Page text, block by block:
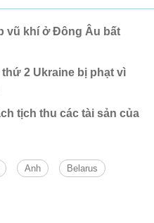
vũ khí ở Đông Âu bất
2 Ukraine bị phạt vì
tịch thu các tài sản của
Anh Belarus